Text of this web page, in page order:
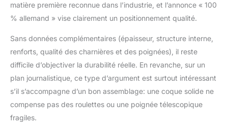
valise dispose aussi
d'une sangle
patins. ✅ ENSEMBLE
MULTIFONCTIONNEL
& CADEAU : Idéal pour
les personnes
voyageant seules, les
couples, les familles ou
les professionnels —
matière première reconnue dans l’industrie, et l’annonce « 100
% allemand » vise clairement un positionnement qualité.
Sans données complémentaires (épaisseur, structure interne,
renforts, qualité des charnières et des poignées), il reste
difficile d’objectiver la durabilité réelle. En revanche, sur un
plan journalistique, ce type d’argument est surtout intéressant
s’il s’accompagne d’un bon assemblage: une coque solide ne
compense pas des roulettes ou une poignée télescopique
fragiles.